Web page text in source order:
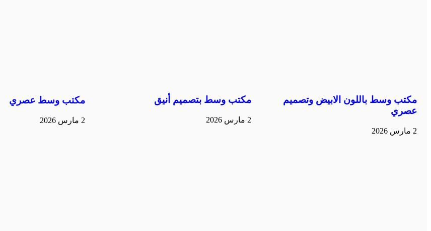
مكتب وسط باللون الابيض وتصميم
عصري
2 مارس 2026
مكتب وسط بتصميم أنيق
2 مارس 2026
مكتب وسط عصري
2 مارس 2026